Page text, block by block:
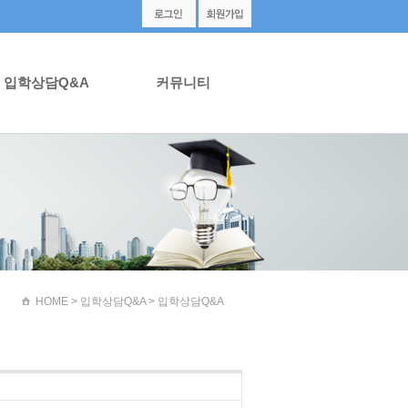
입학상담Q&A 커뮤니티
HOME > 입학상담Q&A > 입학상담Q&A